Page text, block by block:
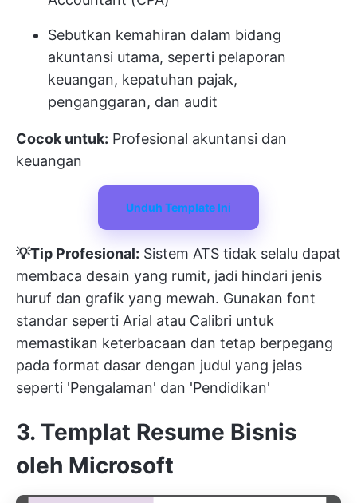
Sebutkan kemahiran dalam bidang
akuntansi utama, seperti pelaporan
keuangan, kepatuhan pajak,
penganggaran, dan audit
Cocok untuk: Profesional akuntansi dan
keuangan
Unduh Template Ini
💡Tip Profesional: Sistem ATS tidak selalu dapat
membaca desain yang rumit, jadi hindari jenis
huruf dan grafik yang mewah. Gunakan font
standar seperti Arial atau Calibri untuk
memastikan keterbacaan dan tetap berpegang
pada format dasar dengan judul yang jelas
seperti 'Pengalaman' dan 'Pendidikan'
3. Templat Resume Bisnis
oleh Microsoft